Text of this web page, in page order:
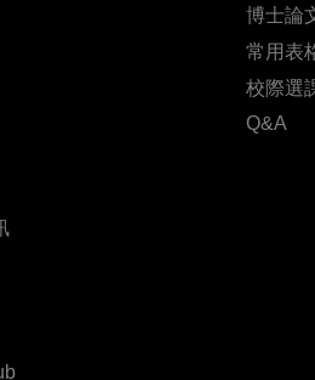
博士論
常用表
校際選
Q&A